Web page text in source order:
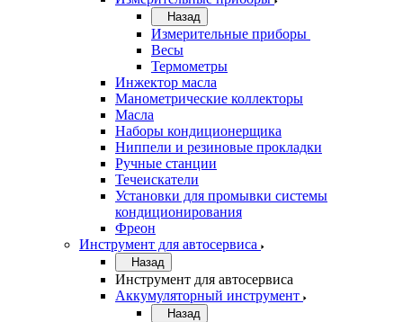
Назад
Измерительные приборы
Весы
Термометры
Инжектор масла
Манометрические коллекторы
Масла
Наборы кондиционерщика
Ниппели и резиновые прокладки
Ручные станции
Течеискатели
Установки для промывки системы
кондиционирования
Фреон
Инструмент для автосервиса
Назад
Инструмент для автосервиса
Аккумуляторный инструмент
Назад